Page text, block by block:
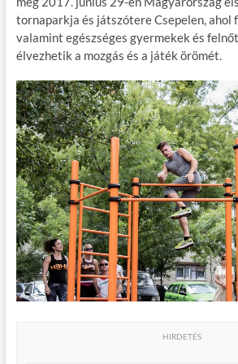
b
o
o
k
er
bl
r
es
t
m
e
g
tornaparkja és játszótere Csepelen, ahol
valamint egészséges gyermekek és
élvezhetik a mozgás és a játék örömét.
HIRDETÉS